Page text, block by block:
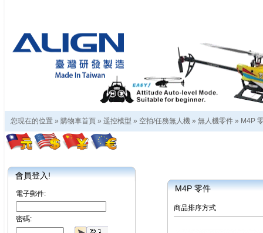
您現在的位置 » 購物車首頁 » 遥控模型 » 空拍/任務無人機 » 無人機零件 » M4P
會員登入!
電子郵件:
密碼:
M4P 零件
商品排序方式